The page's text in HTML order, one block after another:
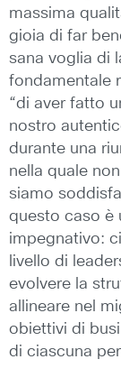
massima
gioia di far
sana voglia di
fondamentale
“di aver fatto
nostro
durante una
nella quale
siamo
questo caso è
impegnativo:
livello di
evolvere la
allineare nel
obiettivi di
di ciascuna